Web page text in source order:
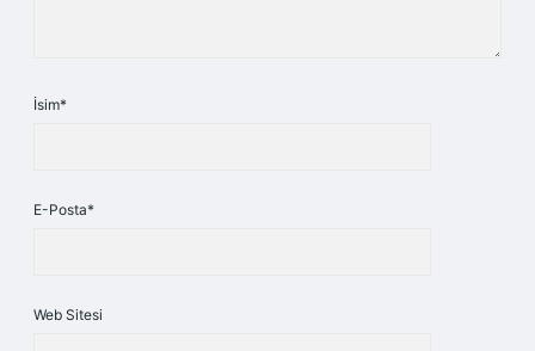
İsim*
E-Posta*
Web Sitesi